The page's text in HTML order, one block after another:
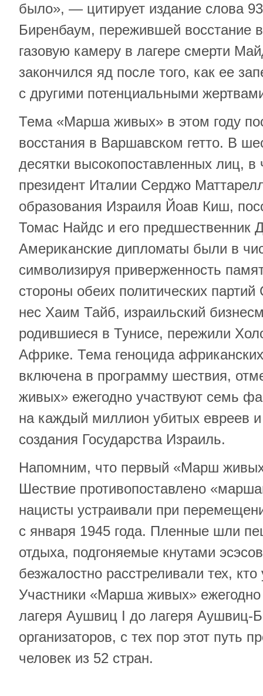
было», — цитирует издание слова
Биренбаум, пережившей восстание
газовую камеру в лагере смерти
закончился яд после того, как ее
с другими потенциальными
Тема «Марша живых» в этом году
восстания в Варшавском гетто. В
десятки высокопоставленных лиц,
президент Италии Серджо
образования Израиля Йоав Киш,
Томас Найдс и его предшественник
Американские дипломаты были в
символизируя приверженность
стороны обеих политических
нес Хаим Тайб, израильский
родившиеся в Тунисе, пережили
Африке. Тема геноцида
включена в программу шествия,
живых» ежегодно участвуют семь
на каждый миллион убитых евреев
создания Государства Израиль.
Напомним, что первый «Марш
Шествие противопоставлено
нацисты устраивали при
с января 1945 года. Пленные шли
отдыха, подгоняемые кнутами
безжалостно расстреливали тех,
Участники «Марша живых» ежегодно
лагеря Аушвиц I до лагеря Аушвиц-
организаторов, с тех пор этот путь
человек из 52 стран.